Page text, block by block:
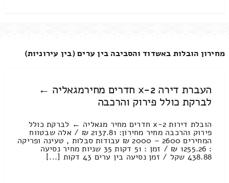
מחירון הובלות באשדוד והסביבה בין ערים (בין עירוניות)
העברת דירה 2-x חדרים מחירמגאליה ←
לברקת כולל פירוק והרכבה
הובלת דירות 2-x חדרים מחיר מגאליה ← לברקת כולל
פירוק והרכבה מחיר מחירון: 2137.81 ₪ / אלה שבטווח
המחירים 2600 – 2000 ₪ עבודות סבלות , טעינה ופריקה
: 1255.26 ₪ / זמן : 51 דקות 35 שניות מחיר נסיעה
438.88 שקל / זמן נסיעה בין ערים 43 דקות [...]